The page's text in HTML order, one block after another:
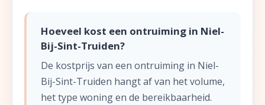
Hoeveel kost een ontruiming in Niel-
Bij-Sint-Truiden?
De kostprijs van een ontruiming in Niel-
Bij-Sint-Truiden hangt af van het volume,
het type woning en de bereikbaarheid.